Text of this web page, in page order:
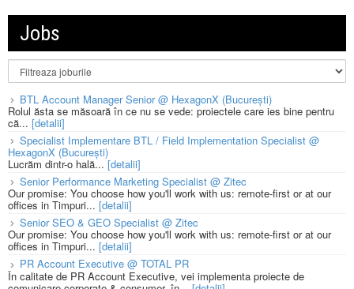
Jobs
BTL Account Manager Senior @ HexagonX (București)
Rolul ăsta se măsoară în ce nu se vede: proiectele care ies bine pentru
că... [detalii]
Specialist Implementare BTL / Field Implementation Specialist @
HexagonX (București)
Lucrăm dintr-o hală... [detalii]
Senior Performance Marketing Specialist @ Zitec
Our promise: You choose how you'll work with us: remote-first or at our
offices in Timpuri... [detalii]
Senior SEO & GEO Specialist @ Zitec
Our promise: You choose how you'll work with us: remote-first or at our
offices in Timpuri... [detalii]
PR Account Executive @ TOTAL PR
În calitate de PR Account Executive, vei implementa proiecte de